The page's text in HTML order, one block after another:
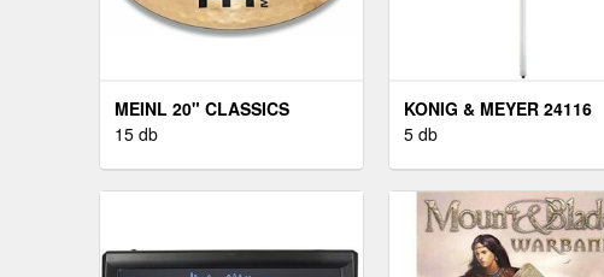
MEINL 20" CLASSICS
CUSTOM MEDIUM RIDE
15 db
KONIG & MEYER 24116
5 db